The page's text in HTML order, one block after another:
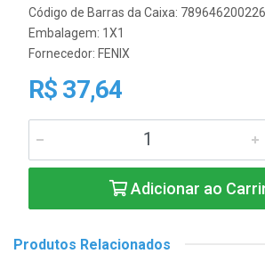
Código de Barras da Caixa:
Embalagem: 1X1
Fornecedor: FENIX
R$ 37,64
Adicionar ao
Produtos Relacionados